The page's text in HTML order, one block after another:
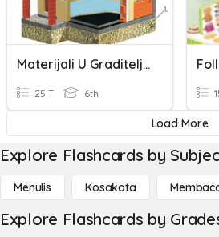
Materijali U Graditeljstvu
25 T 6th
Load More
Explore Flashcards by
Menulis Kosakata
Explore Flashcards by